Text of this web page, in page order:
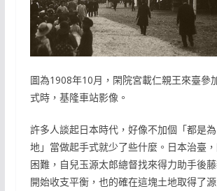
圖為1908年10月，閑院宮載仁親王來臺參
式時，基隆車站影像。
許多人談起日本時代，好像不加個「都是
地」當做起手式就少了些什麼。日本治臺
困難，自兒玉源太郎總督找來得力助手後
開始收支平衡，也的確在這塊土地取得了